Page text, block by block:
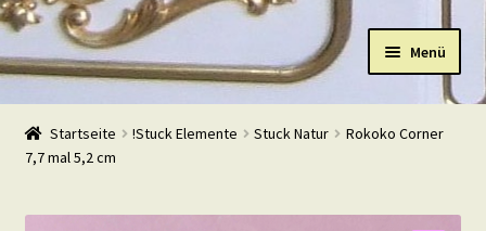
Navigation
Zum
Inhalt
Menü
Start
Shop
Warenkorb
Startseite !Stuck Elemente Stuck Natur
Rokoko Corner
7,7 mal 5,2 cm